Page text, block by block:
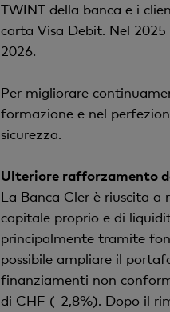
TWINT della banca e i
carta Visa Debit. Nel
2026.
Per migliorare
formazione e nel
sicurezza.
Ulteriore rafforzamento
La Banca Cler è riuscita
capitale proprio e di
principalmente tramite
possibile ampliare il
finanziamenti non
di CHF (-2,8%). Dopo il